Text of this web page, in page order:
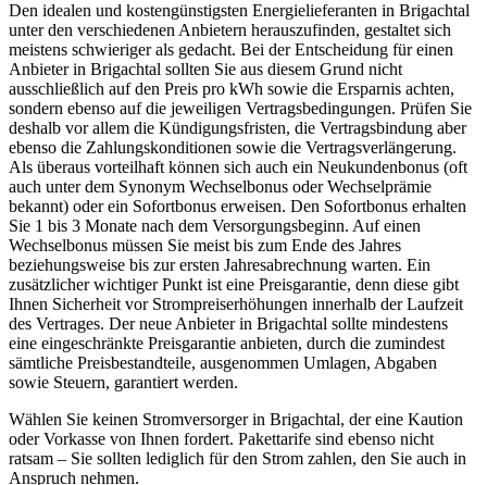
Den idealen und kostengünstigsten Energielieferanten in Brigachtal
unter den verschiedenen Anbietern herauszufinden, gestaltet sich
meistens schwieriger als gedacht. Bei der Entscheidung für einen
Anbieter in Brigachtal sollten Sie aus diesem Grund nicht
ausschließlich auf den Preis pro kWh sowie die Ersparnis achten,
sondern ebenso auf die jeweiligen Vertragsbedingungen. Prüfen Sie
deshalb vor allem die Kündigungsfristen, die Vertragsbindung aber
ebenso die Zahlungskonditionen sowie die Vertragsverlängerung.
Als überaus vorteilhaft können sich auch ein Neukundenbonus (oft
auch unter dem Synonym Wechselbonus oder Wechselprämie
bekannt) oder ein Sofortbonus erweisen. Den Sofortbonus erhalten
Sie 1 bis 3 Monate nach dem Versorgungsbeginn. Auf einen
Wechselbonus müssen Sie meist bis zum Ende des Jahres
beziehungsweise bis zur ersten Jahresabrechnung warten. Ein
zusätzlicher wichtiger Punkt ist eine Preisgarantie, denn diese gibt
Ihnen Sicherheit vor Strompreiserhöhungen innerhalb der Laufzeit
des Vertrages. Der neue Anbieter in Brigachtal sollte mindestens
eine eingeschränkte Preisgarantie anbieten, durch die zumindest
sämtliche Preisbestandteile, ausgenommen Umlagen, Abgaben
sowie Steuern, garantiert werden.
Wählen Sie keinen Stromversorger in Brigachtal, der eine Kaution
oder Vorkasse von Ihnen fordert. Pakettarife sind ebenso nicht
ratsam – Sie sollten lediglich für den Strom zahlen, den Sie auch in
Anspruch nehmen.